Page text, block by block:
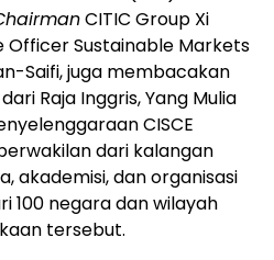
CITIC Group Xi
Officer Sustainable Markets
Saifi, juga membacakan
Raja Inggris, Yang Mulia
CISCE
dari kalangan
akademisi, dan organisasi
100 negara dan wilayah
tersebut.